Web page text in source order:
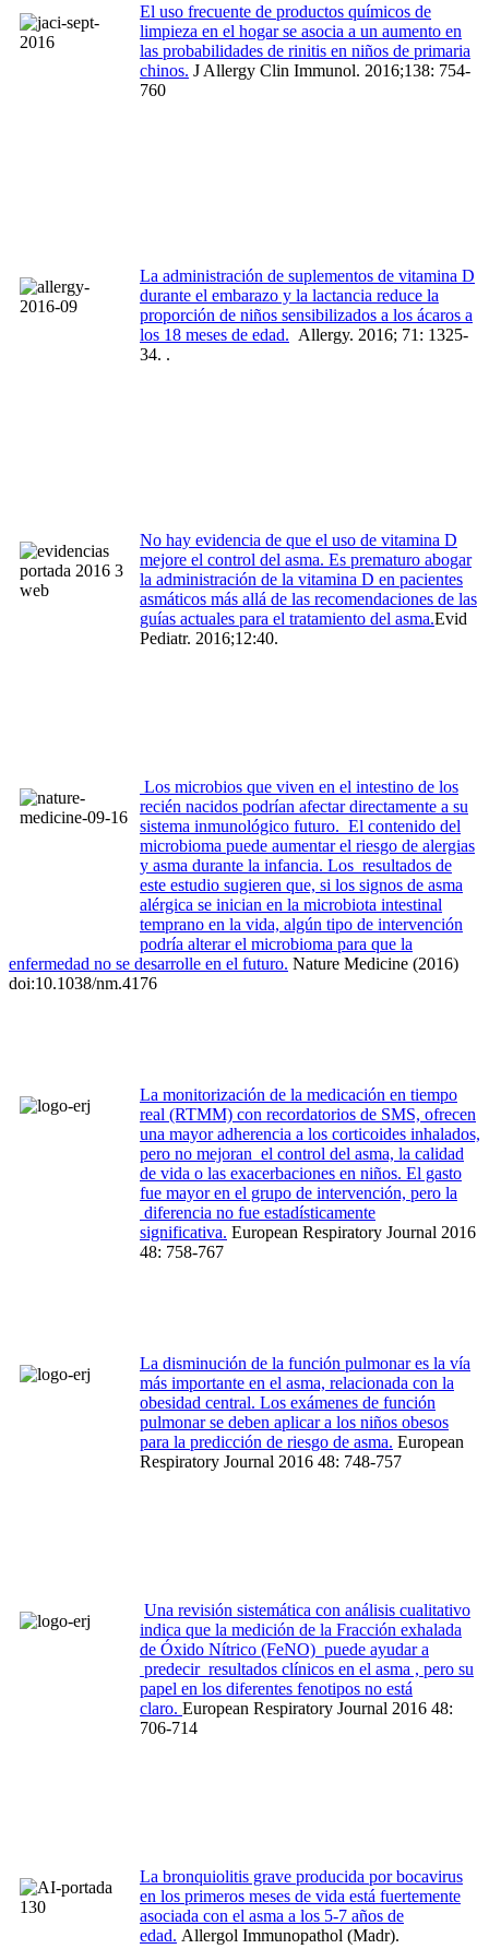
El uso frecuente de productos químicos de
limpieza en el hogar se asocia a un aumento en
las probabilidades de rinitis en niños de primaria
chinos. J Allergy Clin Immunol. 2016;138: 754-
760
La administración de suplementos de vitamina D
durante el embarazo y la lactancia reduce la
proporción de niños sensibilizados a los ácaros a
los 18 meses de edad. Allergy. 2016; 71: 1325-
34. .
No hay evidencia de que el uso de vitamina D
mejore el control del asma. Es prematuro abogar
la administración de la vitamina D en pacientes
asmáticos más allá de las recomendaciones de las
guías actuales para el tratamiento del asma.Evid
Pediatr. 2016;12:40.
Los microbios que viven en el intestino de los
recién nacidos podrían afectar directamente a su
sistema inmunológico futuro. El contenido del
microbioma puede aumentar el riesgo de alergias
y asma durante la infancia. Los resultados de
este estudio sugieren que, si los signos de asma
alérgica se inician en la microbiota intestinal
temprano en la vida, algún tipo de intervención
podría alterar el microbioma para que la
enfermedad no se desarrolle en el futuro. Nature Medicine (2016)
doi:10.1038/nm.4176
La monitorización de la medicación en tiempo
real (RTMM) con recordatorios de SMS, ofrecen
una mayor adherencia a los corticoides inhalados,
pero no mejoran el control del asma, la calidad
de vida o las exacerbaciones en niños. El gasto
fue mayor en el grupo de intervención, pero la
diferencia no fue estadísticamente
significativa. European Respiratory Journal 2016
48: 758-767
La disminución de la función pulmonar es la vía
más importante en el asma, relacionada con la
obesidad central. Los exámenes de función
pulmonar se deben aplicar a los niños obesos
para la predicción de riesgo de asma. European
Respiratory Journal 2016 48: 748-757
Una revisión sistemática con análisis cualitativo
indica que la medición de la Fracción exhalada
de Óxido Nítrico (FeNO) puede ayudar a
predecir resultados clínicos en el asma , pero su
papel en los diferentes fenotipos no está
claro. European Respiratory Journal 2016 48:
706-714
La bronquiolitis grave producida por bocavirus
en los primeros meses de vida está fuertemente
asociada con el asma a los 5-7 años de
edad. Allergol Immunopathol (Madr).